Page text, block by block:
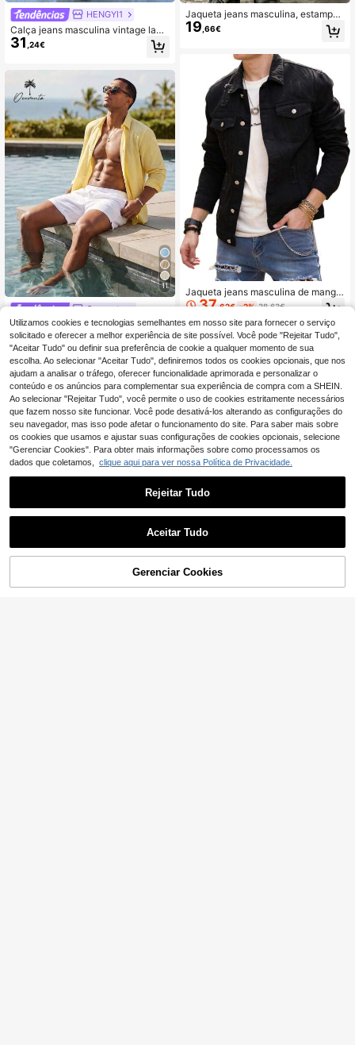
HENGYI1
Calça jeans masculina vintage lava
da, de perna larga e corte reto, estil
o streetwear americano retrô Y2K, i
marido.
31 ,24€
11
Ocevento
EU Warehouse Ocevento Camisa cas
ual de manga comprida amarela par
a homem, com botões, estilo praia d
e verão, leve, com gola, perfeita par
a férias
18,99€
Jaqueta jeans masculina, estampa
de grafite de rua com tinta spray br
anca, estilo retrô com lavagem esp
a uso casual no dia a dia.
19 ,66€
Jaqueta jeans masculina de manga
comprida, estilo coreano moderno e
37,62€ -2% 38,63€
ADICIONAR AO CARRINHO
Utilizamos cookies e tecnologias semelhantes em nosso site para fornecer o serviço
solicitado e oferecer a melhor experiência de site possível. Você pode "Rejeitar Tudo",
"Aceitar Tudo" ou definir sua preferência de cookie a qualquer momento de sua
escolha. Ao selecionar "Aceitar Tudo", definiremos todos os cookies opcionais, que nos
ajudam a analisar o tráfego, oferecer funcionalidade aprimorada e personalizar o
conteúdo e os anúncios para complementar sua experiência de compra com a SHEIN.
Ao selecionar "Rejeitar Tudo", você permite o uso de cookies estritamente necessários
que fazem nosso site funcionar. Você pode desativá-los alterando as configurações do
seu navegador, mas isso pode afetar o funcionamento do site. Para saber mais sobre
os cookies que usamos e ajustar suas configurações de cookies opcionais, selecione
"Gerenciar Cookies". Para obter mais informações sobre como processamos os
dados que coletamos, clique aqui para ver nossa Política de Privacidade.
Rejeitar Tudo
Aceitar Tudo
Gerenciar Cookies